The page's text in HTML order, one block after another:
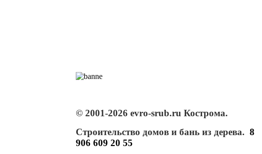
© 2001-2026 evro-srub.ru Кострома.
Строительство домов и бань из дерева. 8
906 609 20 55